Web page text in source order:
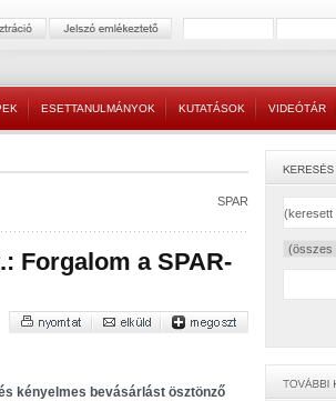
ESETTANULMÁNYOK KUTATÁSOK VIDEÓTÁR
SPAR
Forgalom a SPAR-
kényelmes bevásárlást ösztönző